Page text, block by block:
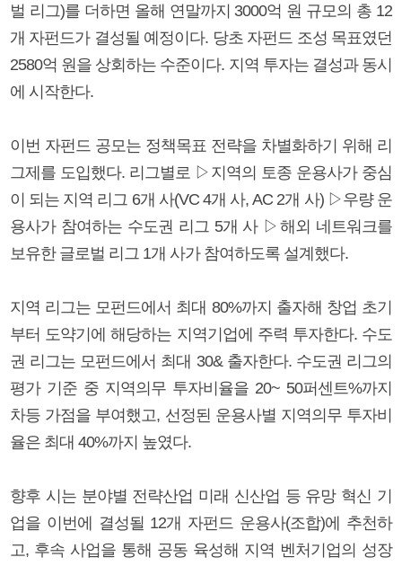
벌 리그)를 더하면 올해 연말까지 3000억 원 규모의 총 12
개 자펀드가 결성될 예정이다. 당초 자펀드 조성 목표였던
2580억 원을 상회하는 수준이다. 지역 투자는 결성과 동시
에 시작한다.
이번 자펀드 공모는 정책목표 전략을 차별화하기 위해 리
그제를 도입했다. 리그별로 ▷지역의 토종 운용사가 중심
이 되는 지역 리그 6개 사(VC 4개 사, AC 2개 사) ▷우량 운
용사가 참여하는 수도권 리그 5개 사 ▷해외 네트워크를
보유한 글로벌 리그 1개 사가 참여하도록 설계했다.
지역 리그는 모펀드에서 최대 80%까지 출자해 창업 초기
부터 도약기에 해당하는 지역기업에 주력 투자한다. 수도
권 리그는 모펀드에서 최대 30& 출자한다. 수도권 리그의
평가 기준 중 지역의무 투자비율을 20~ 50퍼센트%까지
차등 가점을 부여했고, 선정된 운용사별 지역의무 투자비
율은 최대 40%까지 높였다.
향후 시는 분야별 전략산업 미래 신산업 등 유망 혁신 기
업을 이번에 결성될 12개 자펀드 운용사(조합)에 추천하
고, 후속 사업을 통해 공동 육성해 지역 벤처기업의 성장